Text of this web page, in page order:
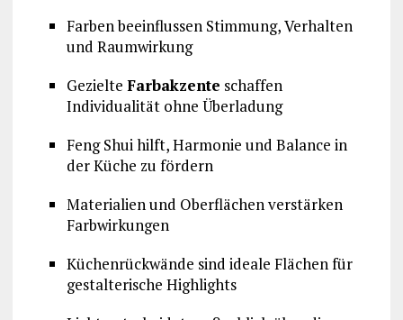
Farben beeinflussen Stimmung, Verhalten
und Raumwirkung
Gezielte Farbakzente schaffen
Individualität ohne Überladung
Feng Shui hilft, Harmonie und Balance in
der Küche zu fördern
Materialien und Oberflächen verstärken
Farbwirkungen
Küchenrückwände sind ideale Flächen für
gestalterische Highlights